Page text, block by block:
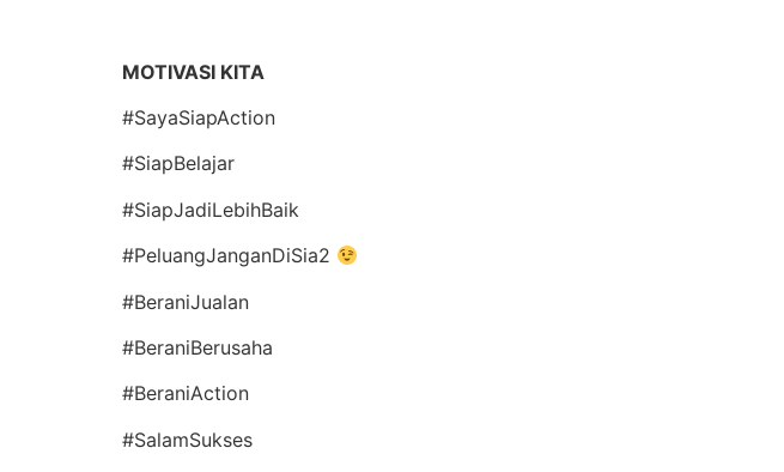
MOTIVASI KITA
#SayaSiapAction
#SiapBelajar
#SiapJadiLebihBaik
#PeluangJanganDiSia2
#BeraniJualan
#BeraniBerusaha
#BeraniAction
#SalamSukses